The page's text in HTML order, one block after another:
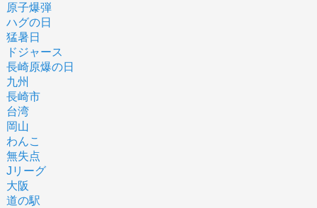
原子爆弾
ハグの日
猛暑日
ドジャース
長崎原爆の日
九州
長崎市
台湾
岡山
わんこ
無失点
Jリーグ
大阪
道の駅